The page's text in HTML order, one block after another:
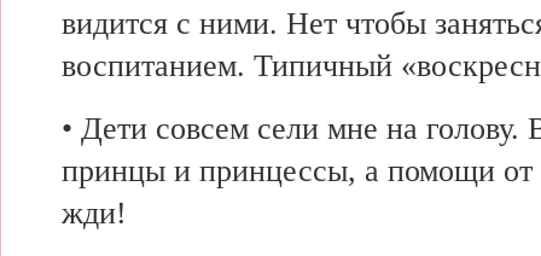
видится с ними. Нет чтобы
воспитанием. Типичный
• Дети совсем сели мне на голову.
принцы и принцессы, а помощи
жди!